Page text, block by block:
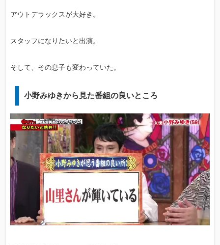
アウトデラックスが大好き。
スタッフになりたいと出演。
そして、その息子も変わっていた。
小野みゆきから見た番組の良いところ